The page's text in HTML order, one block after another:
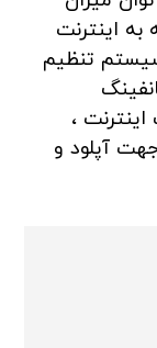
به اینترنت
تنظیم
،
آپلود و